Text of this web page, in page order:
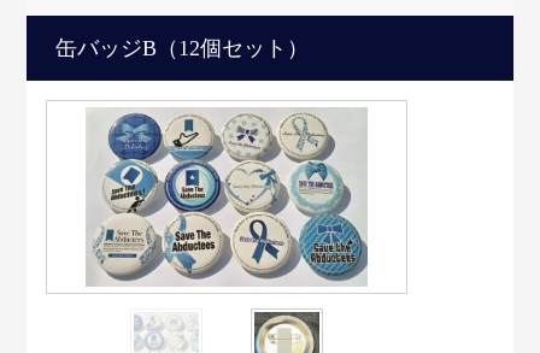
缶バッジB（12個セット）